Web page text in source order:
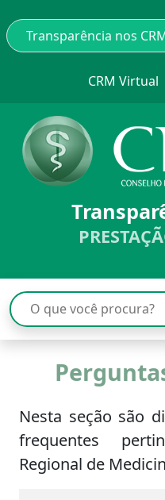
CRM Virtual
Nesta seção são
frequentes
Regional de